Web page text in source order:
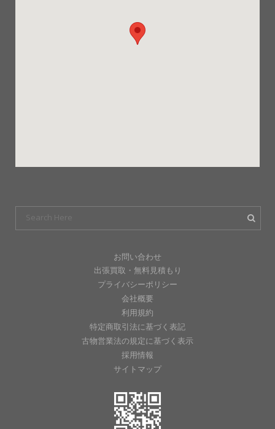
お問い合わせ
出張買取・無料見積もり
プライバシーポリシー
会社概要
利用規約
特定商取引法に基づく表記
古物営業法の規定に基づく表示
採用情報
サイトマップ